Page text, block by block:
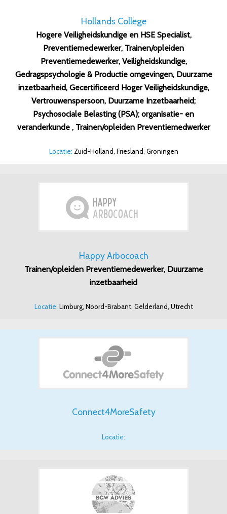
Hollands College
Hogere Veiligheidskundige en HSE Specialist,
Preventiemedewerker, Trainen/opleiden
Preventiemedewerker, Veiligheidskundige,
Gedragspsychologie & Productie omgevingen, Duurzame
inzetbaarheid, Gecertificeerd Hoger Veiligheidskundige,
Vertrouwenspersoon, Duurzame Inzetbaarheid;
Psychosociale Belasting (PSA); organisatie- en
veranderkunde , Trainen/opleiden Preventiemedwerker
Locatie: Zuid-Holland, Friesland, Groningen
Happy Arbocoach
Trainen/opleiden Preventiemedewerker, Duurzame
inzetbaarheid
Locatie: Limburg, Noord-Brabant, Gelderland, Utrecht
Connect4MoreSafety
Locatie: